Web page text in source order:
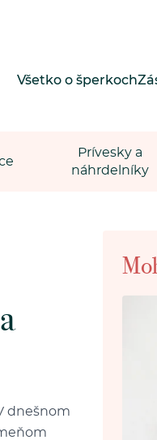
Všetko o šperkoch
Prívesky a
náhrdelníky
dnešnom